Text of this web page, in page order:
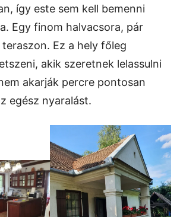
így este sem kell bemenni
Egy finom halvacsora, pár
Ez a hely főleg
akik szeretnek lelassulni
akarják percre pontosan
egész nyaralást.